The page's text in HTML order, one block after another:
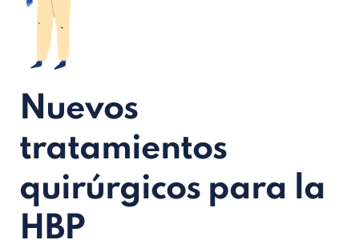
Nuevos
tratamientos
quirúrgicos para la
HBP